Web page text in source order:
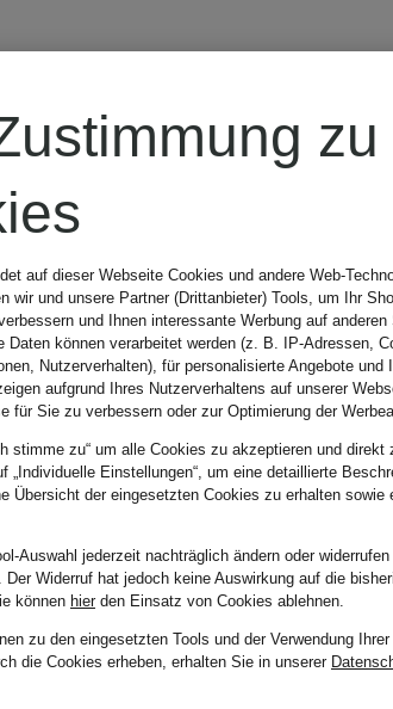
altea
Vintage
AMI
zu
auf dieser Webseite Cookies und andere Web-
wir und unsere Partner (Drittanbieter) Tools, um Ihr
und Ihnen interessante Werbung auf
Daten können verarbeitet werden (z. B. IP-Adressen,
Nutzerverhalten), für personalisierte Angebote und
aufgrund Ihres Nutzerverhaltens auf unserer
für Sie zu verbessern oder zur Optimierung der
stimme zu“ um alle Cookies zu akzeptieren und direkt
„Individuelle Einstellungen“, um eine detaillierte
Übersicht der eingesetzten Cookies zu erhalten sowie
Auswahl jederzeit nachträglich ändern oder
Der Widerruf hat jedoch keine Auswirkung auf die
können hierden Einsatz von Cookies ablehnen.
zu den eingesetzten Tools und der Verwendung
die Cookies erheben, erhalten Sie in unserer